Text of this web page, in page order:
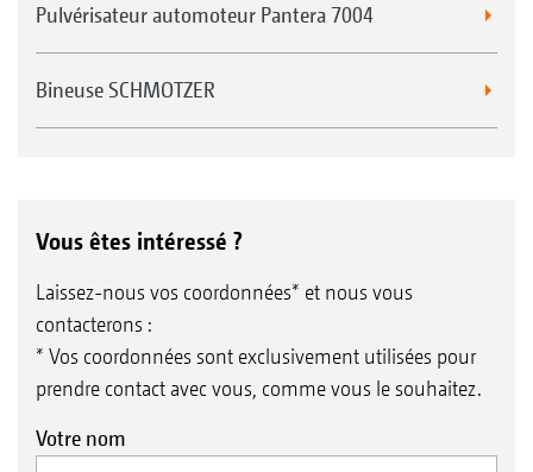
Pulvérisateur automoteur Pantera 7004
Bineuse SCHMOTZER
Vous êtes intéressé ?
Laissez-nous vos coordonnées* et nous vous
contacterons :
* Vos coordonnées sont exclusivement utilisées pour
prendre contact avec vous, comme vous le souhaitez.
Votre nom